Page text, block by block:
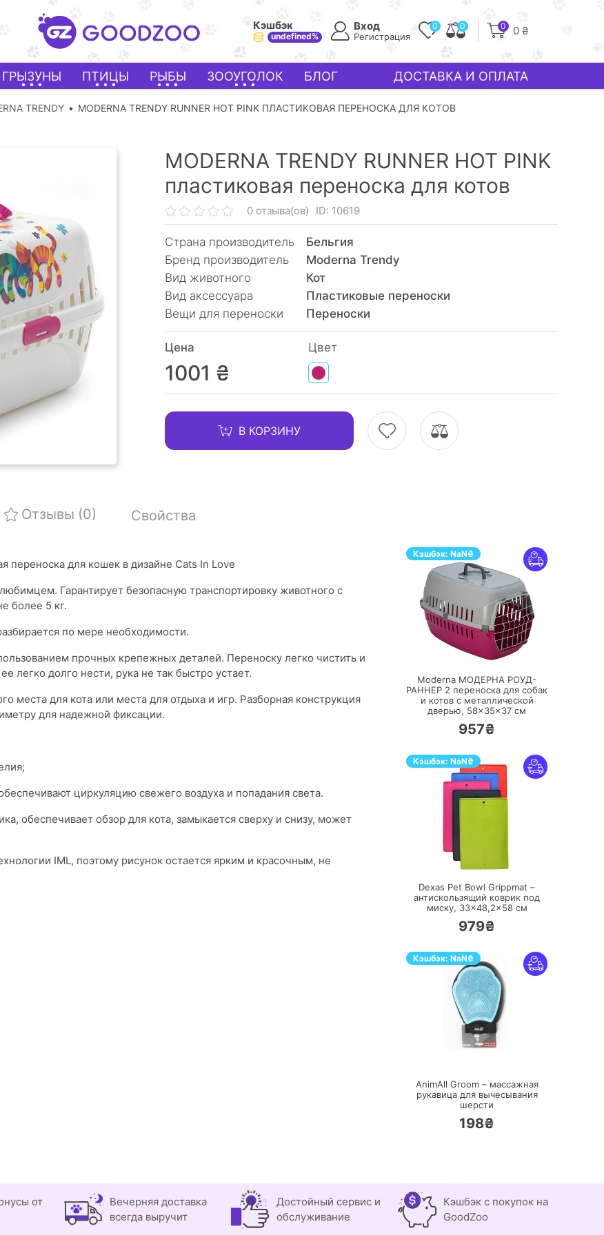
Кэшбэк
undefined%
Вход
Регистрация
0 0 0 0 ₴
ГРЫЗУНЫ ПТИЦЫ РЫБЫ ЗООУГОЛОК БЛОГ ДОСТАВКА И ОПЛАТА
TRENDY MODERNA TRENDY RUNNER HOT PINK ПЛАСТИКОВАЯ ПЕРЕНОСКА ДЛЯ КОТОВ
MODERNA TRENDY RUNNER HOT PINK
пластиковая переноска для котов
0 отзыва(ов) ID: 10619
Страна производитель
Бельгия
Бренд производитель
Moderna Trendy
Вид животного
Кот
Вид аксессуара
Пластиковые переноски
Вещи для переноски
Переноски
Цена
1001 ₴
Цвет
В КОРЗИНУ
Отзывы (0) Свойства
переноска для кошек в дизайне Cats In Lovе
Гарантирует безопасную транспортировку животного с
более 5 кг.
по мере необходимости.
прочных крепежных деталей. Переноску легко чистить и
легко долго нести, рука не так быстро устает.
места для кота или места для отдыха и игр. Разборная конструкция
для надежной фиксации.
циркуляцию свежего воздуха и попадания света.
обеспечивает обзор для кота, замыкается сверху и снизу, может
IML, поэтому рисунок остается ярким и красочным, не
Кэшбэк: NaN₴
ПЕРЕЙТИ
Moderna МОДЕРНА РОУД-
РАННЕР 2 переноска для собак
и котов с металлической
дверью, 58×35×37 см
957₴
Кэшбэк: NaN₴
ПЕРЕЙТИ
Dexas Pet Bowl Grippmat –
антискользящий коврик под
миску, 33×48,2×58 см
979₴
Кэшбэк: NaN₴
AnimAll Groom – массажная
рукавица для вычесывания
шерсти
198₴
от
Вечерняя доставка
всегда выручит
Достойный сервис и
обслуживание
Кэшбэк с покупок на
GoodZoo